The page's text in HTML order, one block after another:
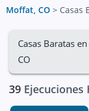
Moffat, CO > Casas
Casas Baratas
CO
39 Ejecuciones